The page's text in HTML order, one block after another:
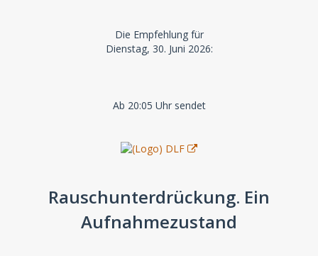
Die Empfehlung für
Dienstag, 30. Juni 2026:
Ab 20:05 Uhr sendet
Rauschunterdrückung. Ein
Aufnahmezustand